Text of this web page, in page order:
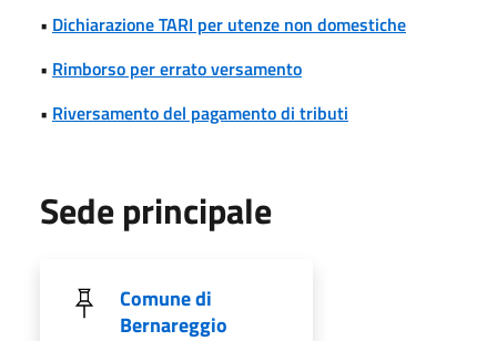
• Dichiarazione TARI per utenze non domestiche
• Rimborso per errato versamento
• Riversamento del pagamento di tributi
Sede principale
Comune di
Bernareggio